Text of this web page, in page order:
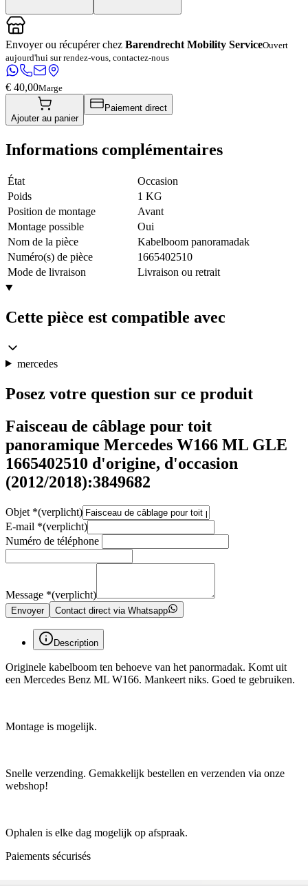
Envoyer ou récupérer chez Barendrecht Mobility ServiceOuvert
aujourd'hui sur rendez-vous, contactez-nous
€ 40,00Marge
Ajouter au panier
Paiement direct
Informations complémentaires
État
Occasion
Poids
1 KG
Position de montage
Avant
Montage possible
Oui
Nom de la pièce
Kabelboom panoramadak
Numéro(s) de pièce
1665402510
Mode de livraison
Livraison ou retrait
Cette pièce est compatible avec
mercedes
Posez votre question sur ce produit
Faisceau de câblage pour toit
panoramique Mercedes W166 ML GLE
1665402510 d'origine, d'occasion
(2012/2018):3849682
Objet *(verplicht)
E-mail *(verplicht)
Numéro de téléphone
Message *(verplicht)
Envoyer Contact direct via Whatsapp
Description
Originele kabelboom ten behoeve van het panormadak. Komt uit
een Mercedes Benz ML W166. Mankeert niks. Goed te gebruiken.
Montage is mogelijk.
Snelle verzending. Gemakkelijk bestellen en verzenden via onze
webshop!
Ophalen is elke dag mogelijk op afspraak.
Paiements sécurisés